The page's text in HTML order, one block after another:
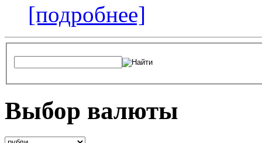
[подробнее]
Выбор валюты